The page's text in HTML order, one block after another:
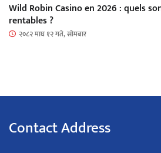
Wild Robin Casino en 2026 : quels
rentables ?
२०८२ माघ १२ गते, सोमबार
Contact Address